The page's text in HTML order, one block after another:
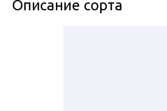
Описание сорта